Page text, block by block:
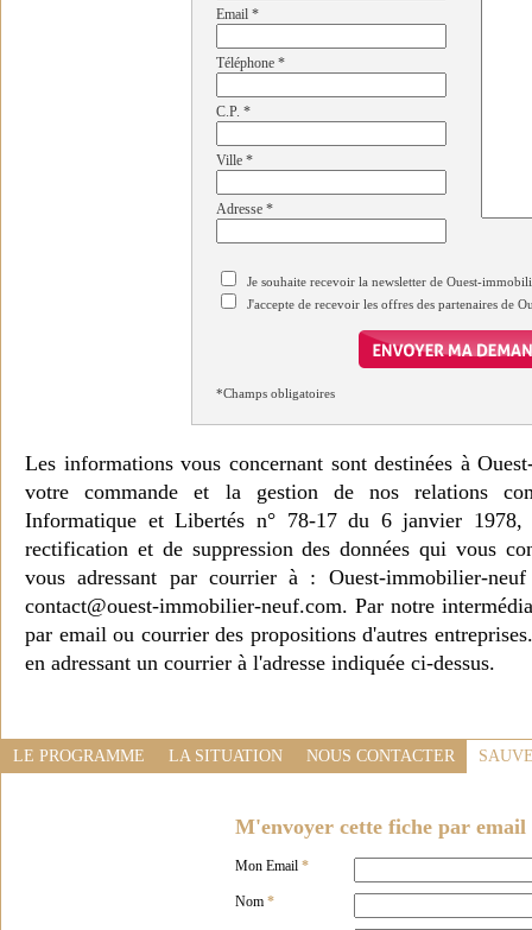
Email *
Téléphone *
C.P. *
Ville *
Adresse *
Je souhaite recevoir la newsletter de Ouest-
J'accepte de recevoir les offres des partenaires de
*Champs obligatoires
Les informations vous concernant sont destinées à
votre commande et la gestion de nos relations
Informatique et Libertés n° 78-17 du 6 janvier 1978,
rectification et de suppression des données qui vous
vous adressant par courrier à : Ouest-immobilier-
contact@ouest-immobilier-neuf.com. Par notre
par email ou courrier des propositions d'autres
en adressant un courrier à l'adresse indiquée ci-dessus.
LE PROGRAMME LA SITUATION NOUS CONTACTER
M'envoyer cette fiche par email
Mon Email *
Nom *